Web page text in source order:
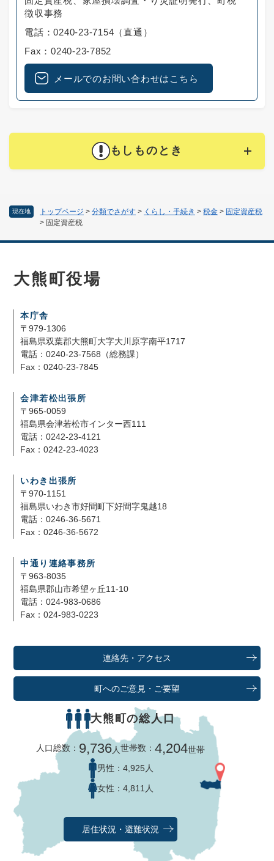
現在地 トップページ > 分類でさがす > くらし・手続き > 税金 > 固定資産税
> 固定資産税
徴収事務
電話：0240-23-7154（直通）
Fax：0240-23-7852
メールでのお問い合わせはこちら
もしものとき
大熊町役場
本庁舎
〒979-1306
福島県双葉郡大熊町大字大川原字南平1717
電話：0240-23-7568（総務課）
Fax：0240-23-7845
会津若松出張所
〒965-0059
福島県会津若松市インター西111
電話：0242-23-4121
Fax：0242-23-4023
いわき出張所
〒970-1151
福島県いわき市好間町下好間字鬼越18
電話：0246-36-5671
Fax：0246-36-5672
中通り連絡事務所
〒963-8035
福島県郡山市希望ヶ丘11-10
電話：024-983-0686
Fax：024-983-0223
連絡先・アクセス
町へのご意見・ご要望
大熊町の総人口
人口総数： 9,736人世帯数：4,204世帯
男性： 4,925人
女性： 4,811人
居住状況・避難状況